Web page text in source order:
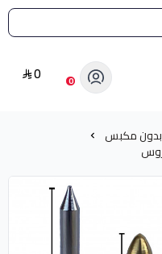
حرارية 0
0
بدون مكبس